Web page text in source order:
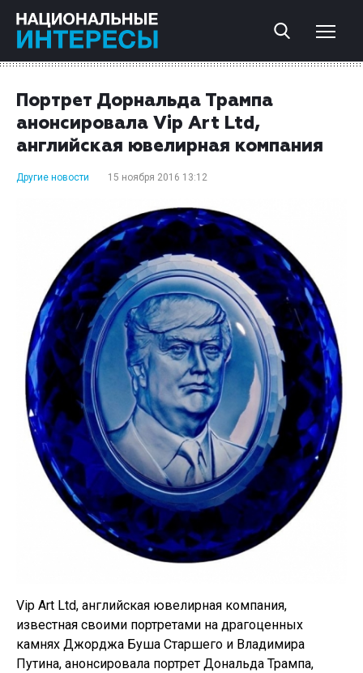
Портрет Дорнальда Трампа
анонсировала Vip Art Ltd,
английская ювелирная компания
Другие новости 15 ноября 2016 13:12
Vip Art Ltd, английская ювелирная компания,
известная своими портретами на драгоценных
камнях Джорджа Буша Старшего и Владимира
Путина, анонсировала портрет Дональда Трампа,